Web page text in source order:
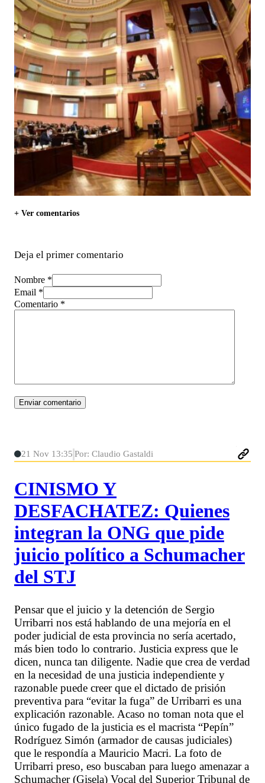
+ Ver comentarios
Deja el primer comentario
Nombre *
Email *
Comentario *
21 Nov 13:35 Por: Claudio Gastaldi
CINISMO Y
DESFACHATEZ: Quienes
integran la ONG que pide
juicio político a Schumacher
del STJ
Pensar que el juicio y la detención de Sergio
Urribarri nos está hablando de una mejoría en el
poder judicial de esta provincia no sería acertado,
más bien todo lo contrario. Justicia express que le
dicen, nunca tan diligente. Nadie que crea de verdad
en la necesidad de una justicia independiente y
razonable puede creer que el dictado de prisión
preventiva para “evitar la fuga” de Urribarri es una
explicación razonable. Acaso no toman nota que el
único fugado de la justicia es el macrista “Pepín”
Rodríguez Simón (armador de causas judiciales)
que le respondía a Mauricio Macri. La foto de
Urribarri preso, eso buscaban para luego amenazar a
Schumacher (Gisela) Vocal del Superior Tribunal de